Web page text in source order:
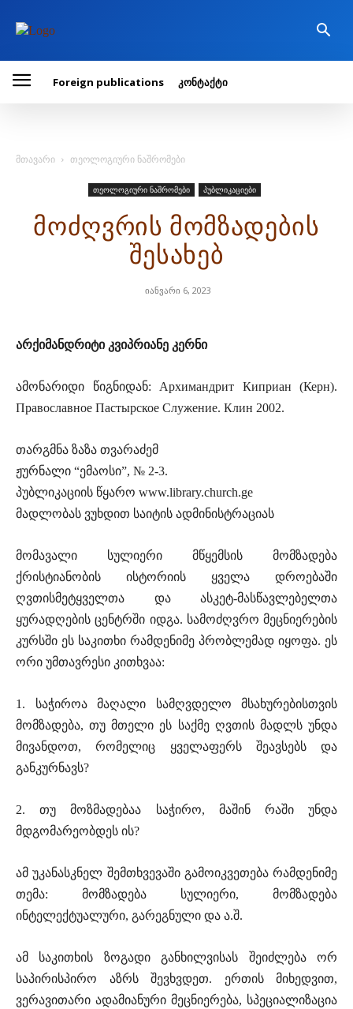
Foreign publications კონტაქტი
მთავარი თეოლოგიური ნაშრომები
თეოლოგიური ნაშრომები პუბლიკაციები
მოძღვრის მომზადების
შესახებ
იანვარი 6, 2023
არქიმანდრიტი კვიპრიანე კერნი
ამონარიდი წიგნიდან: Архимандрит Киприан (Керн).
Православное Пастырское Служение. Клин 2002.
თარგმნა ზაზა თვარაძემ
ჟურნალი “ემაოსი”, № 2-3.
პუბლიკაციის წყარო www.library.church.ge
მადლობას ვუხდით საიტის ადმინისტრაციას
მომავალი სულიერი მწყემსის მომზადება
ქრისტიანობის ისტორიის ყველა დროებაში
ღვთისმეტყველთა და ასკეტ-მასწავლებელთა
ყურადღების ცენტრში იდგა. სამოძღვრო მეცნიერების
კურსში ეს საკითხი რამდენიმე პრობლემად იყოფა. ეს
ორი უმთავრესი კითხვაა:
1. საჭიროა მაღალი სამღვდელო მსახურებისთვის
მომზადება, თუ მთელი ეს საქმე ღვთის მადლს უნდა
მივანდოთ, რომელიც ყველაფერს შეავსებს და
განკურნავს?
2. თუ მოზმადებაა საჭირო, მაშინ რაში უნდა
მდგომარეობდეს ის?
ამ უკანასკნელ შემთხვევაში გამოიკვეთება რამდენიმე
თემა: მომზადება სულიერი, მომზადება
ინტელექტუალური, გარეგნული და ა.შ.
ამ საკითხის ზოგადი განხილვისას შეიძლება ორ
საპირისპირო აზრს შევხვდეთ. ერთის მიხედვით,
ვერავითარი ადამიანური მეცნიერება, სპეციალიზაცია